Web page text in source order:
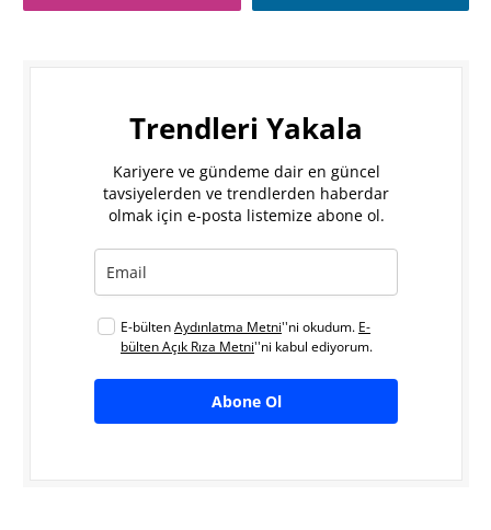
Trendleri Yakala
Kariyere ve gündeme dair en güncel
tavsiyelerden ve trendlerden haberdar
olmak için e-posta listemize abone ol.
E-bültenAydınlatma Metni''ni okudum. E-
bülten Açık Rıza Metni''ni kabul ediyorum.
Abone Ol